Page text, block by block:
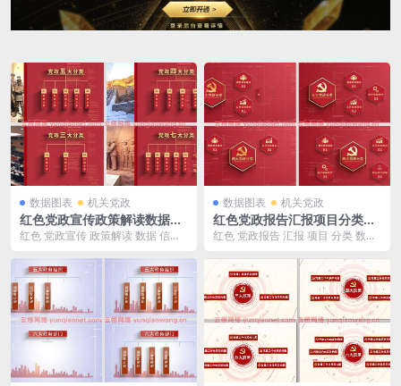
数据图表 机关党政
红色党政宣传政策解读数据信
息图表类目演示ae模板
红色 党政宣传 政策解读 数据 信息
M...
数据图表 机关党政
红色党政报告汇报项目分类数
据演示AE模板
红色 党政报告 汇报 项目 分类 数据
含...